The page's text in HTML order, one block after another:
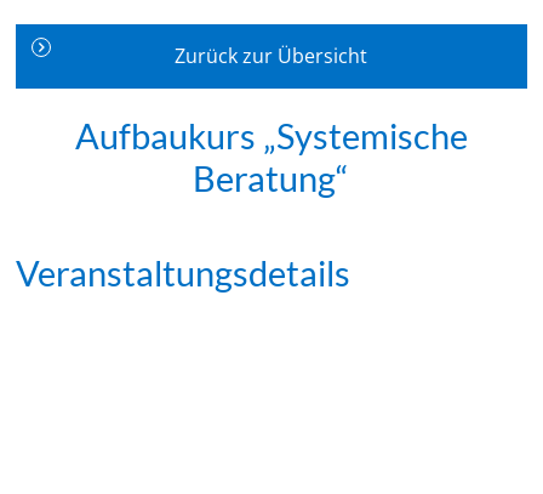
Zurück zur Übersicht
Aufbaukurs „Systemische
Beratung“
Veranstaltungsdetails